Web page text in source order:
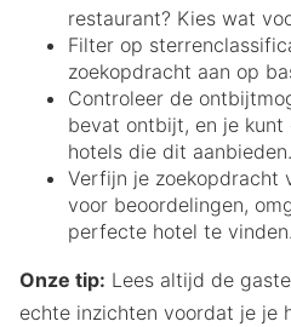
restaurant? Kies wat
Filter op
zoekopdracht aan op
Controleer de
bevat ontbijt, en je kunt
hotels die dit aanbieden.
Verfijn je zoekopdracht
voor beoordelingen,
perfecte hotel te vinden.
Onze tip: Lees altijd de
echte inzichten voordat je je